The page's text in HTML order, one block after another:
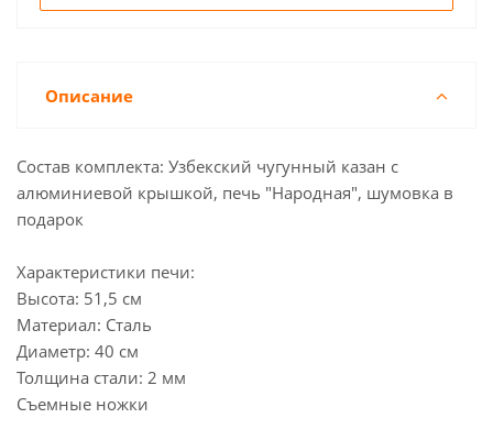
Описание
Состав комплекта: Узбекский чугунный казан с
алюминиевой крышкой, печь "Народная", шумовка в
подарок
Характеристики печи:
Высота: 51,5 см
Материал: Сталь
Диаметр: 40 см
Толщина стали: 2 мм
Съемные ножки